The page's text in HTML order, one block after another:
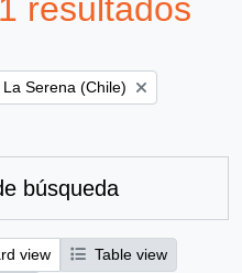
resultados
Remove filter:
La Serena (Chile)
búsqueda
view
Table view